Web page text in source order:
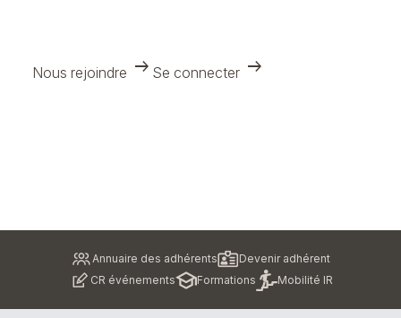
Nous rejoindre arrow_right_alt Se connecter arrow_right_alt
Annuaire des adhérents
Devenir adhérent
CR événements
Formations Mobilité IR